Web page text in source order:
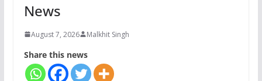
News
August 7, 2026 Malkhit Singh
Share this news